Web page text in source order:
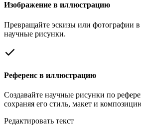
Изображение в иллюстрацию
Превращайте эскизы или фотографии в
научные рисунки.
Референс в иллюстрацию
Создавайте научные рисунки по
сохраняя его стиль, макет и
Редактировать текст